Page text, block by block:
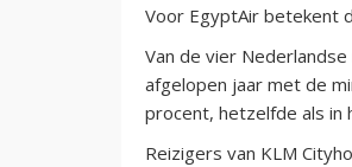
Voor EgyptAir betekent
Van de vier
afgelopen jaar met de
procent, hetzelfde als in
Reizigers van KLM